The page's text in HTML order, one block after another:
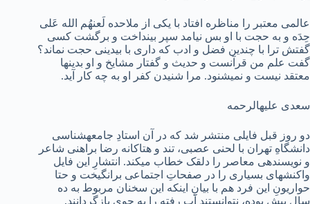
عالمی ‏معتبر را مناظره افتاد با یکی از ملاحده لَعنهُم الله عَلی
حِدَه و به حجت با او بس نیامد سپر بینداخت و برگشت کسی
گفتش ترا با چندین فضل و ادب که داری با بی‏دینی حجت نماند؟
گفت علم من قرآنست و حدیث و گفتار مشایخ و او بدین‏ها
معتقد نیست و نمی‏شنود. مرا شنیدن کفر او به چه کار آید.
سعدی علیه‏الرحمه
دو روز قبل فایلی منتشر شد که در آن استادِ جامعه‏شناسی
دانش‏گاهِ تهران با لحنی عصبی، تند و هتاکانه رضا براهنی شاعر
و نویسنده‏ی معاصر را دلقک خطاب می‏کند. انتشارِ این فایل
واکنش‏های بسیاری را در صفحاتِ اجتماعی برانگیخت و حتا
حواریونِ این فرد هم با بیانِ اینکه این سخنان مربوط به ده
سال پیش بوده، نتوانستند آبِ رفته را به جوی بازگردانند.